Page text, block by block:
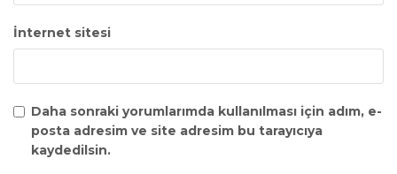
İnternet sitesi
Daha sonraki yorumlarımda kullanılması için adım, e-
posta adresim ve site adresim bu tarayıcıya
kaydedilsin.